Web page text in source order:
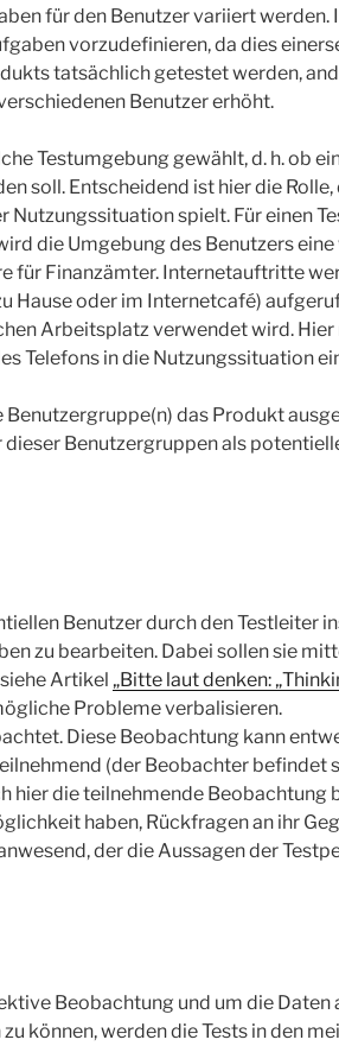
für den Benutzer variiert werden.
vorzudefinieren, da dies
tatsächlich getestet werden,
Benutzer erhöht.
Testumgebung gewählt, d. h. ob
soll. Entscheidend ist hier die Rolle,
Nutzungssituation spielt. Für einen
die Umgebung des Benutzers
für Finanzämter. Internetauftritte
Hause oder im Internetcafé)
Arbeitsplatz verwendet wird.
Telefons in die Nutzungssituation
das Produkt
Benutzergruppen als
Benutzer durch den Testleiter
zu bearbeiten. Dabei sollen sie
Artikel „Bitte laut denken:
Probleme verbalisieren.
Diese Beobachtung kann
(der Beobachter befindet
hier die teilnehmende Beobachtung
haben, Rückfragen an ihr
der die Aussagen der
Beobachtung und um die Daten
können, werden die Tests in den